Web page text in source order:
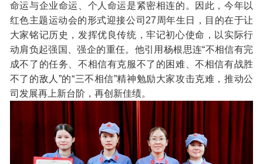
命运与企业命运、个人命运是紧密相连的。因此，今年以
红色主题运动会的形式迎接公司27周年生日，目的在于让
大家铭记历史，发挥优良传统，牢记初心使命，以实际行
动肩负起强国、强企的重任。他引用杨根思连“不相信有完
成不了的任务、不相信有克服不了的困难、不相信有战胜
不了的敌人”的“三不相信”精神勉励大家攻击克难，推动公
司发展再上新台阶，再创新佳绩。